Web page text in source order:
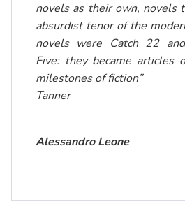
novels as their own, novels
absurdist tenor of the
novels were Catch 22
Five: they became articles
milestones of fiction”
Tanner
Alessandro Leone